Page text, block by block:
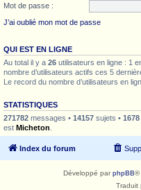
Mot de passe :
J’ai oublié mon mot de passe
QUI EST EN LIGNE
Au total il y a 26 utilisateurs en ligne : 1
nombre d’utilisateurs actifs ces 5
Le record du nombre d’utilisateurs en
STATISTIQUES
271782 messages • 14157 sujets • 1678
est Micheton
Index du forum
Développé parphpBB®
Traduit